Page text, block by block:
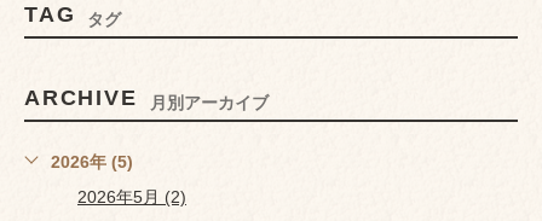
TAG タグ
ARCHIVE 月別アーカイブ
2026年 (5)
2026年5月 (2)